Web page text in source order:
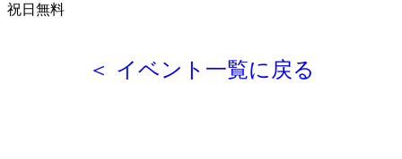
祝日無料
＜ イベント一覧に戻る